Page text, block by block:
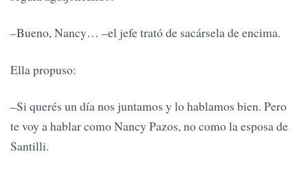
–Bueno, Nancy… –el jefe trató de sacársela de encima.
Ella propuso:
–Si querés un día nos juntamos y lo hablamos bien. Pero
te voy a hablar como Nancy Pazos, no como la esposa de
Santilli.